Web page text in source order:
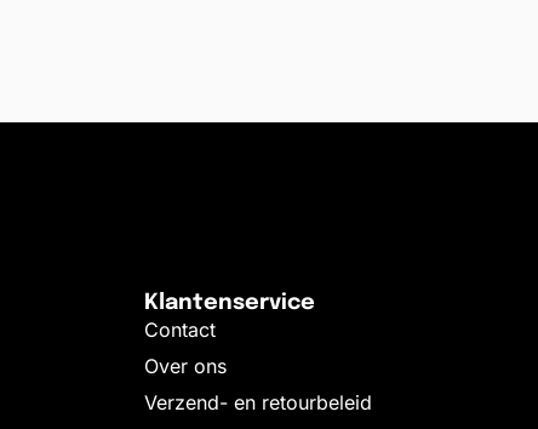
Klantenservice
Contact
Over ons
Verzend- en retourbeleid